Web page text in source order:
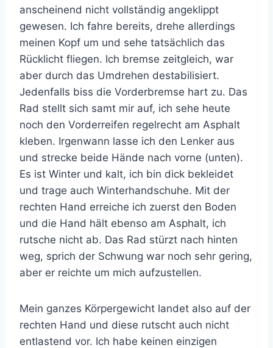
anscheinend nicht vollständig angeklippt
gewesen. Ich fahre bereits, drehe allerdings
meinen Kopf um und sehe tatsächlich das
Rücklicht fliegen. Ich bremse zeitgleich, war
aber durch das Umdrehen destabilisiert.
Jedenfalls biss die Vorderbremse hart zu. Das
Rad stellt sich samt mir auf, ich sehe heute
noch den Vorderreifen regelrecht am Asphalt
kleben. Irgenwann lasse ich den Lenker aus
und strecke beide Hände nach vorne (unten).
Es ist Winter und kalt, ich bin dick bekleidet
und trage auch Winterhandschuhe. Mit der
rechten Hand erreiche ich zuerst den Boden
und die Hand hält ebenso am Asphalt, ich
rutsche nicht ab. Das Rad stürzt nach hinten
weg, sprich der Schwung war noch sehr gering,
aber er reichte um mich aufzustellen.
Mein ganzes Körpergewicht landet also auf der
rechten Hand und diese rutscht auch nicht
entlastend vor. Ich habe keinen einzigen